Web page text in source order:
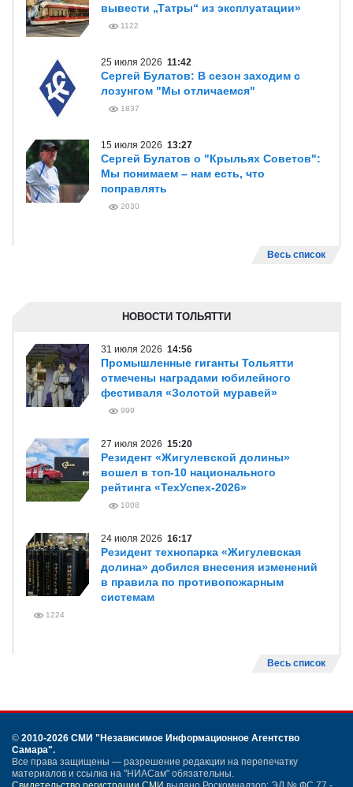
вывести „Татры“ из эксплуатации»
1122
25 июля 2026 11:42
Сергей Булатов: В сезон заходим с
лозунгом "Мы отличаемся"
1837
15 июля 2026 13:27
Сергей Булатов о "Крыльях Советов":
Мы понимаем – нам есть, что
поправлять
2030
Весь список
НОВОСТИ ТОЛЬЯТТИ
31 июля 2026 14:56
Промышленные гиганты Тольятти
отмечены наградами юбилейного
фестиваля «Золотой муравей»
999
27 июля 2026 15:20
Резидент «Жигулевской долины»
вошел в топ-10 национального
рейтинга «ТехУспех-2026»
1008
24 июля 2026 16:17
Резидент технопарка «Жигулевская
долина» добился внесения изменений
в правила по противопожарным
системам
1224
Весь список
© 2010-2026 СМИ "Независимое Информационное Агентство
Самара".
Все права защищены — разрешение редакции на перепечатку
материалов и ссылка на "НИАСам" обязательны.